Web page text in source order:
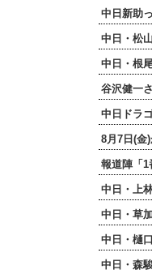
中日新助
中日・松
中日・根
谷沢健一
中日ドラ
8月7日(金
報道陣「
中日・上
中日・草
中日・樋
中日・森